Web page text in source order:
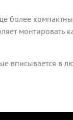
более
монтировать
вписывается в